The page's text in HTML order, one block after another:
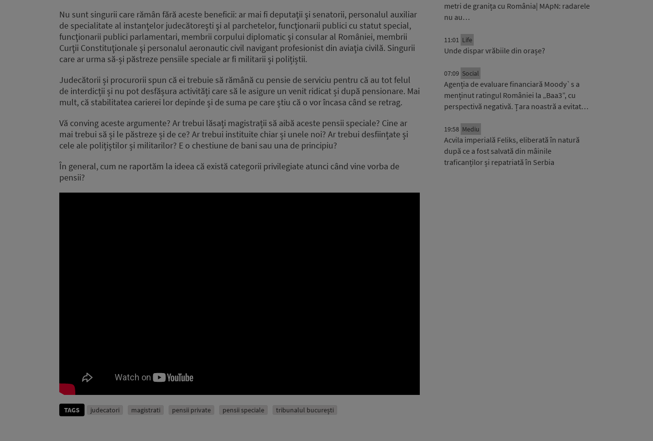
Nu sunt singurii care rămân fără aceste beneficii: ar mai fi deputaţii şi senatorii, personalul auxiliar
de specialitate al instanţelor judecătoreşti şi al parchetelor, funcţionarii publici cu statut special,
funcţionarii publici parlamentari, membrii corpului diplomatic şi consular al României, membrii
Curţii Constituţionale şi personalul aeronautic civil navigant profesionist din aviaţia civilă. Singurii
care ar urma să-și păstreze pensiile speciale ar fi militarii și polițiștii.
Judecătorii și procurorii spun că ei trebuie să rămână cu pensie de serviciu pentru că au tot felul
de interdicții și nu pot desfășura activități care să le asigure un venit ridicat și după pensionare. Mai
mult, că stabilitatea carierei lor depinde și de suma pe care știu că o vor încasa când se retrag.
Vă conving aceste argumente? Ar trebui lăsați magistrații să aibă aceste pensii speciale? Cine ar
mai trebui să și le păstreze și de ce? Ar trebui instituite chiar și unele noi? Ar trebui desființate și
cele ale polițiștilor și militarilor? E o chestiune de bani sau una de principiu?
În general, cum ne raportăm la ideea că există categorii privilegiate atunci când vine vorba de
pensii?
TAGS judecatori magistrati pensii private pensii speciale tribunalul bucurești
metri de granița cu România| MApN: radarele
nu au…
11:01 Life
Unde dispar vrăbiile din orașe?
07:09 Social
Agenția de evaluare financiară Moody`s a
menținut ratingul României la „Baa3”, cu
perspectivă negativă. Țara noastră a evitat…
19:58 Mediu
Acvila imperială Feliks, eliberată în natură
după ce a fost salvată din mâinile
traficanților și repatriată în Serbia